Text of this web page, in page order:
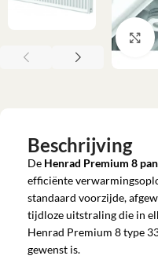
Beschrijving
De Henrad Premium 8
efficiënte
standaard voorzijde,
tijdloze uitstraling die in
Henrad Premium 8 type
gewenst is.